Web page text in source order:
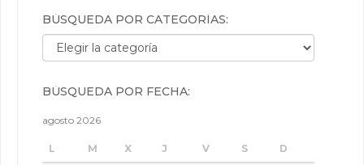
BÚSQUEDA POR CATEGORÍAS:
Búsqueda por categorías:
BÚSQUEDA POR FECHA:
agosto 2026
L M X J V S D